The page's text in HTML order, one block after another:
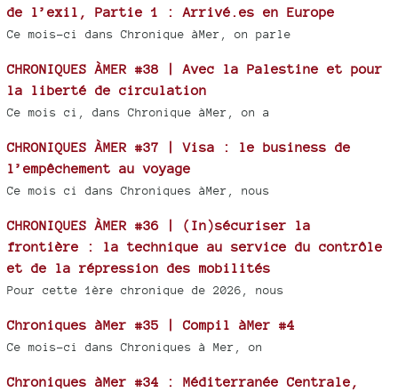
de l’exil, Partie 1 : Arrivé.es en Europe
Ce mois-ci dans Chronique àMer, on parle
CHRONIQUES ÀMER #38 | Avec la Palestine et pour
la liberté de circulation
Ce mois ci, dans Chronique àMer, on a
CHRONIQUES ÀMER #37 | Visa : le business de
l’empêchement au voyage
Ce mois ci dans Chroniques àMer, nous
CHRONIQUES ÀMER #36 | (In)sécuriser la
frontière : la technique au service du contrôle
et de la répression des mobilités
Pour cette 1ère chronique de 2026, nous
Chroniques àMer #35 | Compil àMer #4
Ce mois-ci dans Chroniques à Mer, on
Chroniques àMer #34 : Méditerranée Centrale,